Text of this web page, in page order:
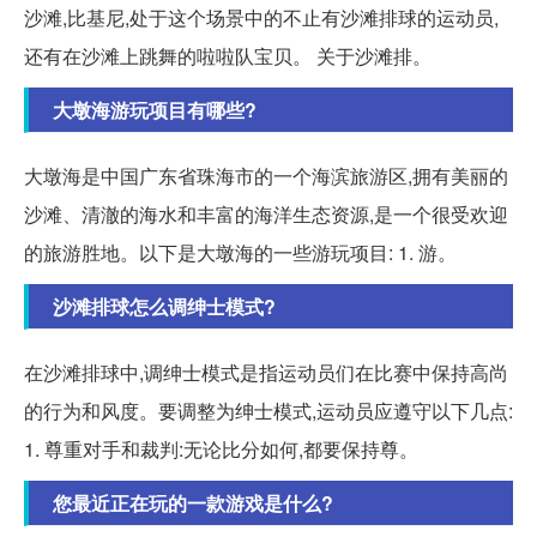
沙滩,比基尼,处于这个场景中的不止有沙滩排球的运动员,
还有在沙滩上跳舞的啦啦队宝贝。 关于沙滩排。
大墩海游玩项目有哪些?
大墩海是中国广东省珠海市的一个海滨旅游区,拥有美丽的
沙滩、清澈的海水和丰富的海洋生态资源,是一个很受欢迎
的旅游胜地。以下是大墩海的一些游玩项目: 1. 游。
沙滩排球怎么调绅士模式?
在沙滩排球中,调绅士模式是指运动员们在比赛中保持高尚
的行为和风度。要调整为绅士模式,运动员应遵守以下几点:
1. 尊重对手和裁判:无论比分如何,都要保持尊。
您最近正在玩的一款游戏是什么?